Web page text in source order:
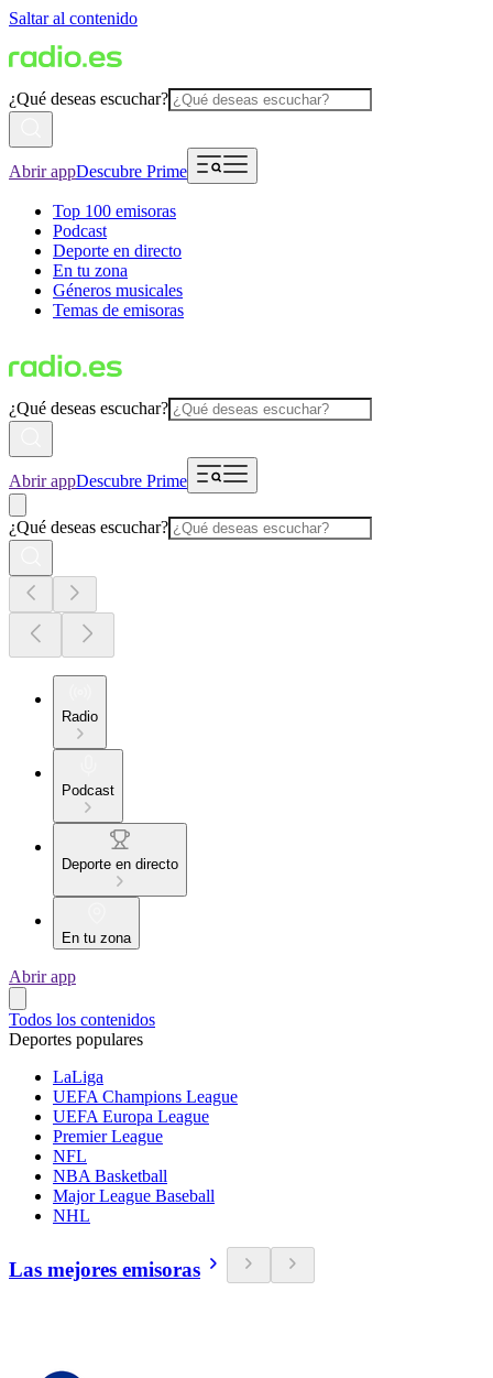
Saltar al contenido
¿Qué deseas escuchar?
Abrir appDescubre Prime
Top 100 emisoras
Podcast
Deporte en directo
En tu zona
Géneros musicales
Temas de emisoras
¿Qué deseas escuchar?
Abrir appDescubre Prime
¿Qué deseas escuchar?
Radio
Podcast
Deporte en directo
En tu zona
Abrir app
Todos los contenidos
Deportes populares
LaLiga
UEFA Champions League
UEFA Europa League
Premier League
NFL
NBA Basketball
Major League Baseball
NHL
Las mejores emisoras